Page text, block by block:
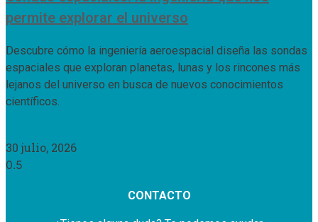
permite explorar el universo
Descubre cómo la ingeniería aeroespacial diseña las sondas
espaciales que exploran planetas, lunas y los rincones más
lejanos del universo en busca de nuevos conocimientos
científicos.
30 julio, 2026
CONTACTO